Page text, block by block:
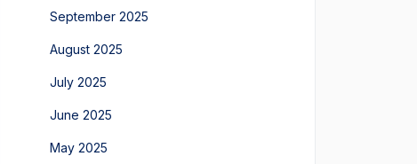
September 2025
August 2025
July 2025
June 2025
May 2025